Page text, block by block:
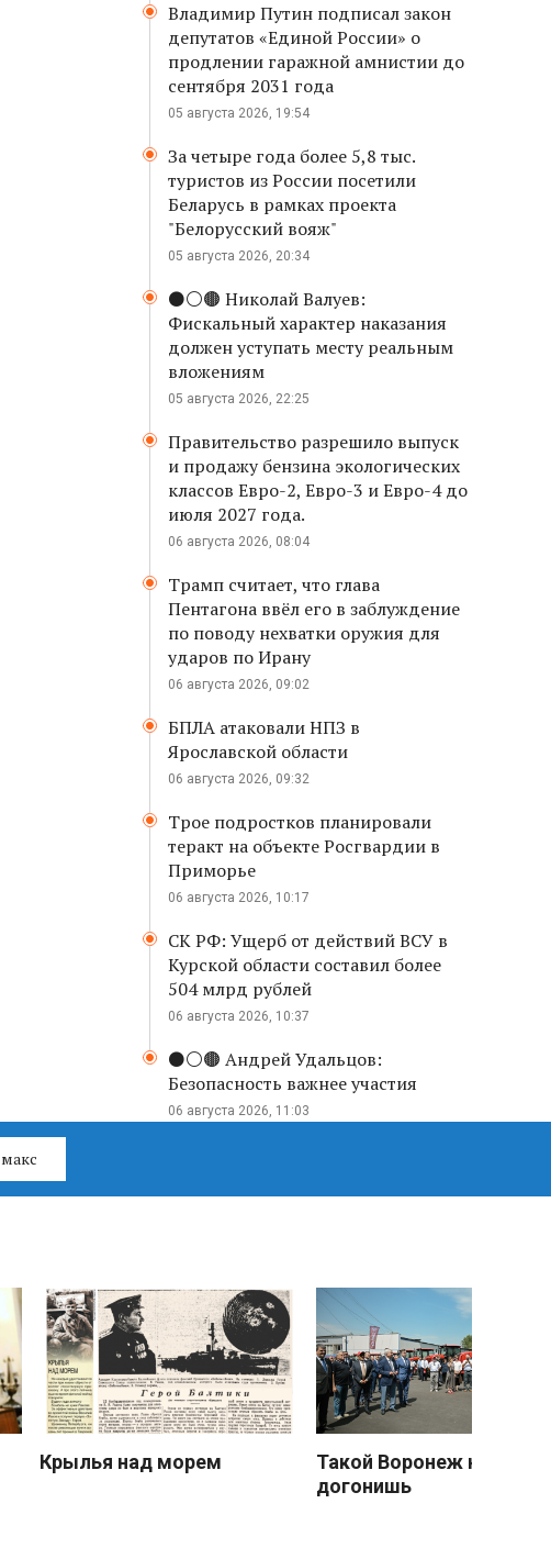
Владимир Путин подписал закон
депутатов «Единой России» о
продлении гаражной амнистии до
сентября 2031 года
05 августа 2026, 19:54
За четыре года более 5,8 тыс.
туристов из России посетили
Беларусь в рамках проекта
"Белорусский вояж"
05 августа 2026, 20:34
⚫️⚪️🟤 Николай Валуев:
Фискальный характер наказания
должен уступать месту реальным
вложениям
05 августа 2026, 22:25
Правительство разрешило выпуск
и продажу бензина экологических
классов Евро-2, Евро-3 и Евро-4 до
июля 2027 года.
06 августа 2026, 08:04
Трамп считает, что глава
Пентагона ввёл его в заблуждение
по поводу нехватки оружия для
ударов по Ирану
06 августа 2026, 09:02
БПЛА атаковали НПЗ в
Ярославской области
06 августа 2026, 09:32
Трое подростков планировали
теракт на объекте Росгвардии в
Приморье
06 августа 2026, 10:17
СК РФ: Ущерб от действий ВСУ в
Курской области составил более
504 млрд рублей
06 августа 2026, 10:37
⚫️⚪️🟤 Андрей Удальцов:
Безопасность важнее участия
06 августа 2026, 11:03
макс
Крылья над морем
Такой Воронеж не
догонишь